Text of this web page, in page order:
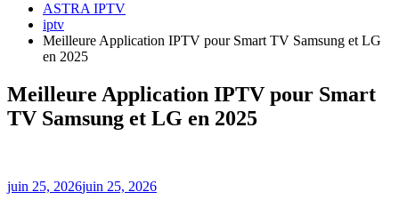
ASTRA IPTV
iptv
Meilleure Application IPTV pour Smart TV Samsung et LG
en 2025
Meilleure Application IPTV pour Smart
TV Samsung et LG en 2025
juin 25, 2026juin 25, 2026